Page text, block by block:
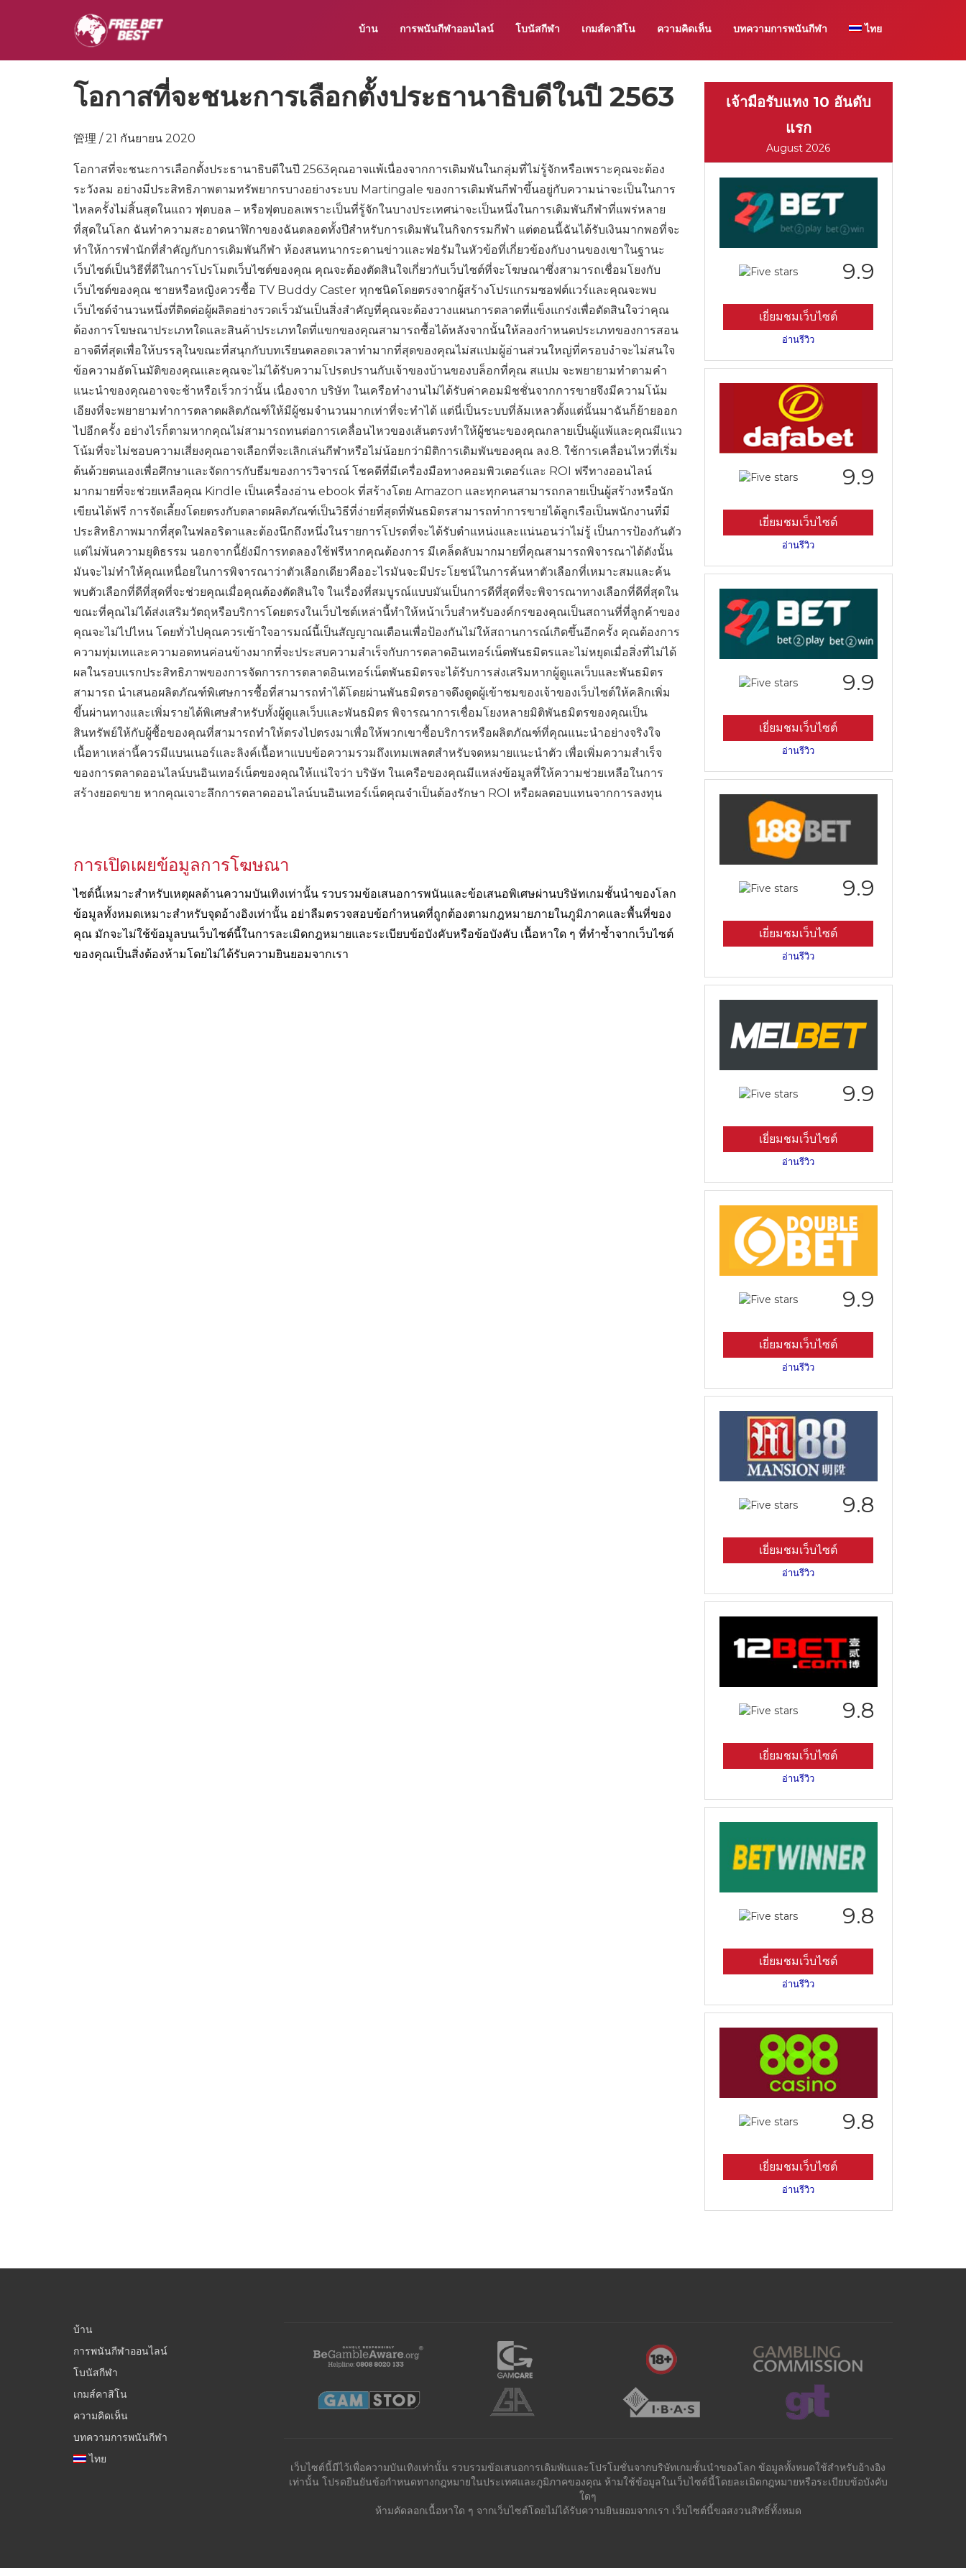
บ้าน การพนันกีฬาออนไลน์ โบนัสกีฬา เกมส์คาสิโน ความคิดเห็น บทความการพนันกีฬา ไทย
โอกาสที่จะชนะการเลือกตั้งประธานาธิบดีในปี 2563
管理 / 21 กันยายน 2020
โอกาสที่จะชนะการเลือกตั้งประธานาธิบดีในปี 2563คุณอาจแพ้เนื่องจากการเดิมพันในกลุ่มที่ไม่รู้จักหรือเพราะคุณจะต้อง
ระวังลม อย่างมีประสิทธิภาพตามทรัพยากรบางอย่างระบบ Martingale ของการเดิมพันกีฬาขึ้นอยู่กับความน่าจะเป็นในการ
ไหลครั้งไม่สิ้นสุดในแถว ฟุตบอล – หรือฟุตบอลเพราะเป็นที่รู้จักในบางประเทศน่าจะเป็นหนึ่งในการเดิมพันกีฬาที่แพร่หลาย
ที่สุดในโลก ฉันทำความสะอาดนาฬิกาของฉันตลอดทั้งปีสำหรับการเดิมพันในกิจกรรมกีฬา แต่ตอนนี้ฉันได้รับเงินมากพอที่จะ
ทำให้การพำนักที่สำคัญกับการเดิมพันกีฬา ห้องสนทนากระดานข่าวและฟอรัมในหัวข้อที่เกี่ยวข้องกับงานของเขาในฐานะ
เว็บไซต์เป็นวิธีที่ดีในการโปรโมตเว็บไซต์ของคุณ คุณจะต้องตัดสินใจเกี่ยวกับเว็บไซต์ที่จะโฆษณาซึ่งสามารถเชื่อมโยงกับ
เว็บไซต์ของคุณ ชายหรือหญิงควรซื้อ TV Buddy Caster ทุกชนิดโดยตรงจากผู้สร้างโปรแกรมซอฟต์แวร์และคุณจะพบ
เว็บไซต์จำนวนหนึ่งที่ติดต่อผู้ผลิตอย่างรวดเร็วมันเป็นสิ่งสำคัญที่คุณจะต้องวางแผนการตลาดที่แข็งแกร่งเพื่อตัดสินใจว่าคุณ
ต้องการโฆษณาประเภทใดและสินค้าประเภทใดที่แขกของคุณสามารถซื้อได้หลังจากนั้นให้ลองกำหนดประเภทของการสอน
อาจดีที่สุดเพื่อให้บรรลุในขณะที่สนุกกับบทเรียนตลอดเวลาทำมากที่สุดของคุณไม่สแปมผู้อ่านส่วนใหญ่ที่ครอบงำจะไม่สนใจ
ข้อความอัตโนมัติของคุณและคุณจะไม่ได้รับความโปรดปรานกับเจ้าของบ้านของบล็อกที่คุณ สแปม จะพยายามทำตามคำ
แนะนำของคุณอาจจะช้าหรือเร็วกว่านั้น เนื่องจาก บริษัท ในเครือทำงานไม่ได้รับค่าคอมมิชชั่นจากการขายจึงมีความโน้ม
เอียงที่จะพยายามทำการตลาดผลิตภัณฑ์ให้มีผู้ชมจำนวนมากเท่าที่จะทำได้ แต่นี่เป็นระบบที่ล้มเหลวตั้งแต่นั้นมาฉันก็ย้ายออก
ไปอีกครั้ง อย่างไรก็ตามหากคุณไม่สามารถทนต่อการเคลื่อนไหวของเส้นตรงทำให้ผู้ชนะของคุณกลายเป็นผู้แพ้และคุณมีแนว
โน้มที่จะไม่ชอบความเสี่ยงคุณอาจเลือกที่จะเลิกเล่นกีฬาหรือไม่น้อยกว่ามิติการเดิมพันของคุณ ลง.8. ใช้การเคลื่อนไหวที่เริ่ม
ต้นด้วยตนเองเพื่อศึกษาและจัดการกับธีมของการวิจารณ์ โชคดีที่มีเครื่องมือทางคอมพิวเตอร์และ ROI ฟรีทางออนไลน์
มากมายที่จะช่วยเหลือคุณ Kindle เป็นเครื่องอ่าน ebook ที่สร้างโดย Amazon และทุกคนสามารถกลายเป็นผู้สร้างหรือนัก
เขียนได้ฟรี การจัดเลี้ยงโดยตรงกับตลาดผลิตภัณฑ์เป็นวิธีที่ง่ายที่สุดที่พันธมิตรสามารถทำการขายได้ลูกเรือเป็นพนักงานที่มี
ประสิทธิภาพมากที่สุดในฟลอริดาและต้องนึกถึงหนึ่งในรายการโปรดที่จะได้รับตำแหน่งและแน่นอนว่าไม่รู้ เป็นการป้องกันตัว
แต่ไม่พ้นความยุติธรรม นอกจากนี้ยังมีการทดลองใช้ฟรีหากคุณต้องการ มีเคล็ดลับมากมายที่คุณสามารถพิจารณาได้ดังนั้น
มันจะไม่ทำให้คุณเหนื่อยในการพิจารณาว่าตัวเลือกเดียวคืออะไรมันจะมีประโยชน์ในการค้นหาตัวเลือกที่เหมาะสมและค้น
พบตัวเลือกที่ดีที่สุดที่จะช่วยคุณเมื่อคุณต้องตัดสินใจ ในเรื่องที่สมบูรณ์แบบมันเป็นการดีที่สุดที่จะพิจารณาทางเลือกที่ดีที่สุดใน
ขณะที่คุณไม่ได้ส่งเสริมวัตถุหรือบริการโดยตรงในเว็บไซต์เหล่านี้ทำให้หน้าเว็บสำหรับองค์กรของคุณเป็นสถานที่ที่ลูกค้าของ
คุณจะไม่ไปไหน โดยทั่วไปคุณควรเข้าใจอารมณ์นี้เป็นสัญญาณเตือนเพื่อป้องกันไม่ให้สถานการณ์เกิดขึ้นอีกครั้ง คุณต้องการ
ความทุ่มเทและความอดทนค่อนข้างมากที่จะประสบความสำเร็จกับการตลาดอินเทอร์เน็ตพันธมิตรและไม่หยุดเมื่อสิ่งที่ไม่ได้
ผลในรอบแรกประสิทธิภาพของการจัดการการตลาดอินเทอร์เน็ตพันธมิตรจะได้รับการส่งเสริมหากผู้ดูแลเว็บและพันธมิตร
สามารถ นำเสนอผลิตภัณฑ์พิเศษการซื้อที่สามารถทำได้โดยผ่านพันธมิตรอาจดึงดูดผู้เข้าชมของเจ้าของเว็บไซต์ให้คลิกเพิ่ม
ขึ้นผ่านทางและเพิ่มรายได้พิเศษสำหรับทั้งผู้ดูแลเว็บและพันธมิตร พิจารณาการเชื่อมโยงหลายมิติพันธมิตรของคุณเป็น
สินทรัพย์ให้กับผู้ซื้อของคุณที่สามารถทำให้ตรงไปตรงมาเพื่อให้พวกเขาซื้อบริการหรือผลิตภัณฑ์ที่คุณแนะนำอย่างจริงใจ
เนื้อหาเหล่านี้ควรมีแบนเนอร์และลิงค์เนื้อหาแบบข้อความรวมถึงเทมเพลตสำหรับจดหมายแนะนำตัว เพื่อเพิ่มความสำเร็จ
ของการตลาดออนไลน์บนอินเทอร์เน็ตของคุณให้แน่ใจว่า บริษัท ในเครือของคุณมีแหล่งข้อมูลที่ให้ความช่วยเหลือในการ
สร้างยอดขาย หากคุณเจาะลึกการตลาดออนไลน์บนอินเทอร์เน็ตคุณจำเป็นต้องรักษา ROI หรือผลตอบแทนจากการลงทุน
การเปิดเผยข้อมูลการโฆษณา
ไซต์นี้เหมาะสำหรับเหตุผลด้านความบันเทิงเท่านั้น รวบรวมข้อเสนอการพนันและข้อเสนอพิเศษผ่านบริษัทเกมชั้นนำของโลก
ข้อมูลทั้งหมดเหมาะสำหรับจุดอ้างอิงเท่านั้น อย่าลืมตรวจสอบข้อกำหนดที่ถูกต้องตามกฎหมายภายในภูมิภาคและพื้นที่ของ
คุณ มักจะไม่ใช้ข้อมูลบนเว็บไซต์นี้ในการละเมิดกฎหมายและระเบียบข้อบังคับหรือข้อบังคับ เนื้อหาใด ๆ ที่ทำซ้ำจากเว็บไซต์
ของคุณเป็นสิ่งต้องห้ามโดยไม่ได้รับความยินยอมจากเรา
เจ้ามือรับแทง 10 อันดับ
แรก
August 2026
9.9
เยี่ยมชมเว็บไซต์
อ่านรีวิว
9.9
เยี่ยมชมเว็บไซต์
อ่านรีวิว
9.9
เยี่ยมชมเว็บไซต์
อ่านรีวิว
9.9
เยี่ยมชมเว็บไซต์
อ่านรีวิว
9.9
เยี่ยมชมเว็บไซต์
อ่านรีวิว
9.9
เยี่ยมชมเว็บไซต์
อ่านรีวิว
9.8
เยี่ยมชมเว็บไซต์
อ่านรีวิว
9.8
เยี่ยมชมเว็บไซต์
อ่านรีวิว
9.8
เยี่ยมชมเว็บไซต์
อ่านรีวิว
9.8
เยี่ยมชมเว็บไซต์
อ่านรีวิว
บ้าน
การพนันกีฬาออนไลน์
โบนัสกีฬา
เกมส์คาสิโน
ความคิดเห็น
บทความการพนันกีฬา
ไทย
เว็บไซต์นี้มีไว้เพื่อความบันเทิงเท่านั้น รวบรวมข้อเสนอการเดิมพันและโปรโมชั่นจากบริษัทเกมชั้นนำของโลก ข้อมูลทั้งหมดใช้สำหรับอ้างอิง
เท่านั้น โปรดยืนยันข้อกำหนดทางกฎหมายในประเทศและภูมิภาคของคุณ ห้ามใช้ข้อมูลในเว็บไซต์นี้โดยละเมิดกฎหมายหรือระเบียบข้อบังคับ
ใดๆ
ห้ามคัดลอกเนื้อหาใด ๆ จากเว็บไซต์โดยไม่ได้รับความยินยอมจากเรา เว็บไซต์นี้ขอสงวนสิทธิ์ทั้งหมด